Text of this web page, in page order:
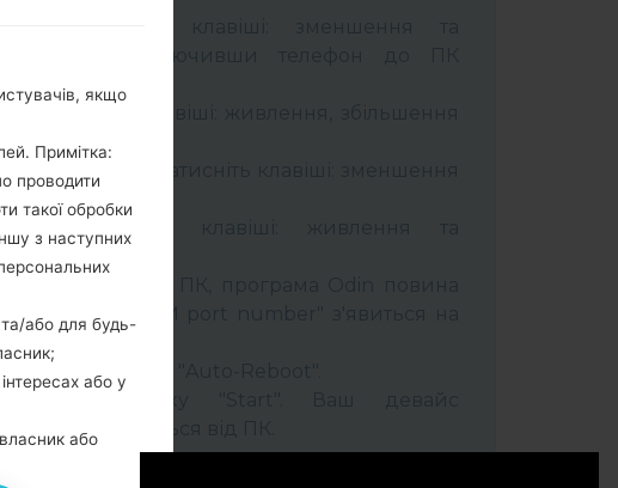
USB кабель.
кабель та натисніть клавіші: зменшення
та утримуйти клавіші: живлення та
девайс та "COM port number" з'явиться на
"F.Reset" час та "Auto-Reboot".
та відєднається від ПК.
якщо
Примітка:
проводити
такої обробки
з наступних
або для будь-
або у
або